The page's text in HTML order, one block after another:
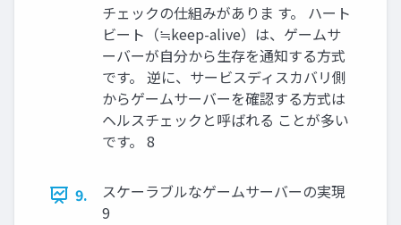
チェックの仕組みがありま す。 ハート
ビート（≒keep-alive）は、ゲームサ
ーバーが自分から生存を通知する方式
です。 逆に、サービスディスカバリ側
からゲームサーバーを確認する方式は
ヘルスチェックと呼ばれる ことが多い
です。 8
9.
スケーラブルなゲームサーバーの実現
9